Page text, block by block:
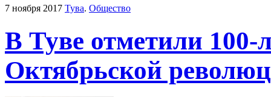
7 ноября 2017 Тува. Общество
В Туве отметили 100-
Октябрьской